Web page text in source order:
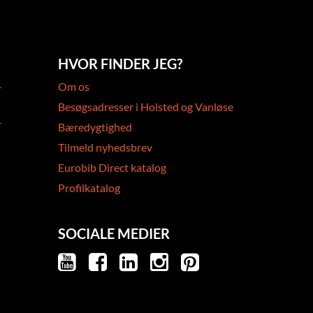
HVOR FINDER JEG?
Om os
Besøgsadresser i Holsted og Vanløse
Bæredygtighed
Tilmeld nyhedsbrev
Eurobib Direct katalog
Profilkatalog
SOCIALE MEDIER